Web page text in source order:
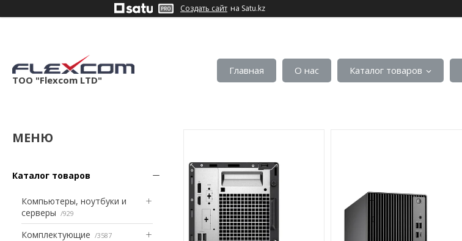
Создать сайт на Satu.kz
ТОО "Flexcom LTD"
Главная О нас Каталог товаров
Каталог товаров
Компьютеры, ноутбуки и
серверы
929
Комплектующие 3587